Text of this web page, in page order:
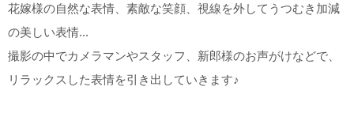
花嫁様の自然な表情、素敵な笑顔、視線を外してうつむき加減
の美しい表情...
撮影の中でカメラマンやスタッフ、新郎様のお声がけなどで、
リラックスした表情を引き出していきます♪